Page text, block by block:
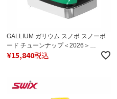
GALLIUM ガリウム スノボ スノーボ
ード チューンナップ＜2026＞
SP3130 / ﾜｸｼﾝｸﾞｱｲﾛﾝ Digital
¥15,840税込